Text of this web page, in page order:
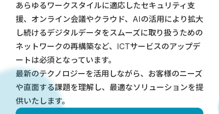
あらゆるワークスタイルに適応したセキュリティ支
援、オンライン会議やクラウド、AIの活用により拡大
し続けるデジタルデータをスムーズに取り扱うための
ネットワークの再構築など、ICTサービスのアップデ
ートは必須となっています。
最新のテクノロジーを活用しながら、お客様のニーズ
や直面する課題を理解し、最適なソリューションを提
供いたします。